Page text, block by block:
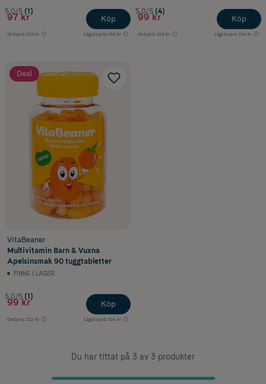
5.0/5 (1)
97 kr
Ord.pris 120 kr Lägsta pris 102 kr
Köp
5.0/5 (4)
99 kr
Ord.pris 122 kr Lägsta pris 104 kr
Köp
Deal
VitaBeaner
Multivitamin Barn & Vuxna
Apelsinsmak 90 tuggtabletter
FINNS I LAGER
5.0/5 (1)
99 kr
Ord.pris 122 kr Lägsta pris 104 kr
Köp
Du har tittat på 3 av 3 produkter